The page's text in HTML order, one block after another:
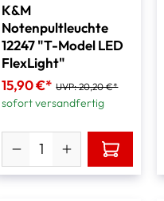
K&M
Notenpultleuchte
12247 "T-Model LED
FlexLight"
15,90 €* UVP:20,20 €*
sofort versandfertig